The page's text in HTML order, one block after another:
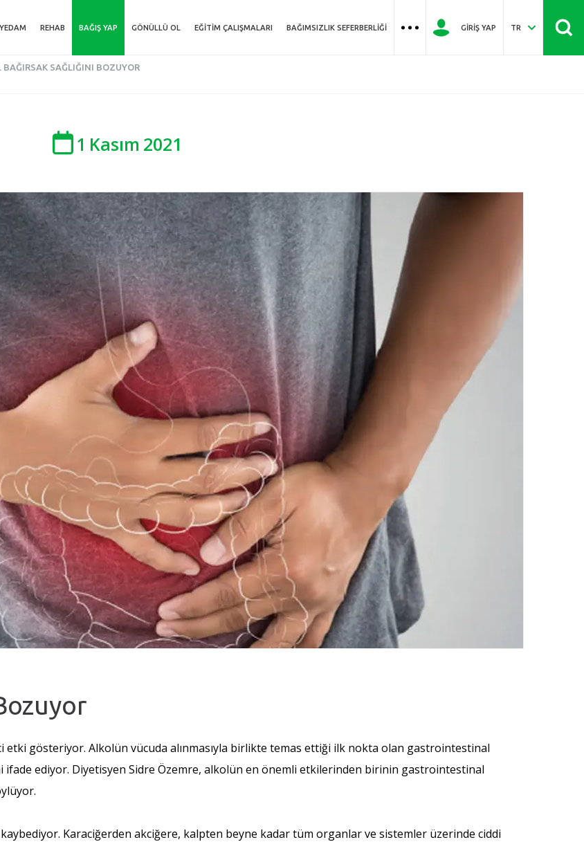
YEDAM REHAB BAĞIŞ YAP GÖNÜLLÜ OL EĞITIM ÇALIŞMALARI BAĞIMSIZLIK SEFERBERLIĞI GIRIŞ YAP TR
BAĞIRSAK SAĞLIĞINI BOZUYOR
1 Kasım 2021
gösteriyor. Alkolün vücuda alınmasıyla birlikte temas ettiği ilk nokta olan gastrointestinal
ifade ediyor. Diyetisyen Sidre Özemre, alkolün en önemli etkilerinden birinin gastrointestinal
kaybediyor. Karaciğerden akciğere, kalpten beyne kadar tüm organlar ve sistemler üzerinde ciddi